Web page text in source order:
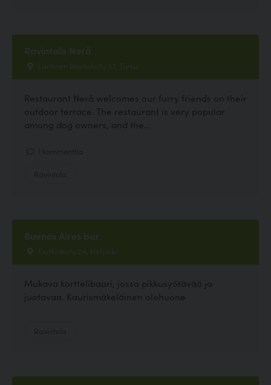
Ravintola Nerå
Läntinen Rantakatu 37, Turku
Restaurant Nerå welcomes our furry friends on their
outdoor terrace. The restaurant is very popular
among dog owners, and the...
Buenos Aires bar
Eerikinkatu 24, Helsinki
Mukava korttelibaari, jossa pikkusyötävää ja
juotavaa. Kaurismäkeläinen olohuone